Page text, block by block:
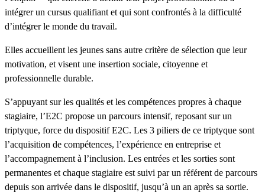
intégrer un cursus qualifiant et qui sont confrontés à la difficulté
d’intégrer le monde du travail.
Elles accueillent les jeunes sans autre critère de sélection que leur
motivation, et visent une insertion sociale, citoyenne et
professionnelle durable.
S’appuyant sur les qualités et les compétences propres à chaque
stagiaire, l’E2C propose un parcours intensif, reposant sur un
triptyque, force du dispositif E2C. Les 3 piliers de ce triptyque sont
l’acquisition de compétences, l’expérience en entreprise et
l’accompagnement à l’inclusion. Les entrées et les sorties sont
permanentes et chaque stagiaire est suivi par un référent de parcours
depuis son arrivée dans le dispositif, jusqu’à un an après sa sortie.